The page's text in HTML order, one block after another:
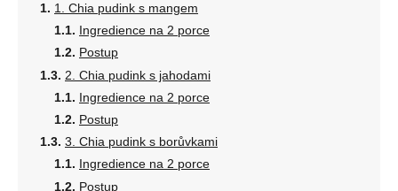
1. Chia pudink s mangem
Ingredience na 2 porce
Postup
2. Chia pudink s jahodami
Ingredience na 2 porce
Postup
3. Chia pudink s borůvkami
Ingredience na 2 porce
Postup